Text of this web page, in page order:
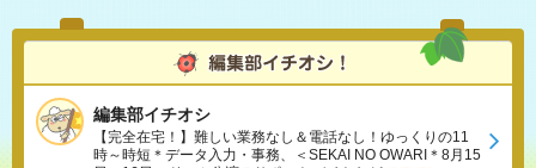
編集部イチオシ
【完全在宅！】難しい業務なし＆電話なし！ゆっくりの11
時～時短＊データ入力・事務、＜SEKAI NO OWARI＊8月15